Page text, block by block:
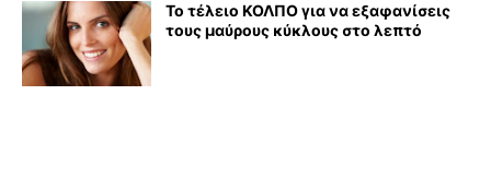
Το τέλειο ΚΟΛΠΟ για να εξαφανίσεις
τους μαύρους κύκλους στο λεπτό